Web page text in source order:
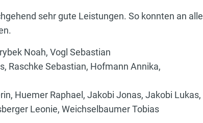
sehr gute Leistungen. So konnten an alle
Noah, Vogl Sebastian
Raschke Sebastian, Hofmann Annika,
Huemer Raphael, Jakobi Jonas, Jakobi Lukas,
Leonie, Weichselbaumer Tobias